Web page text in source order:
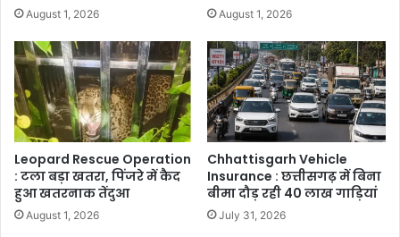
August 1, 2026 August 1, 2026
Leopard Rescue Operation
: टला बड़ा खतरा, पिंजरे में कैद
हुआ खतरनाक तेंदुआ
August 1, 2026
Chhattisgarh Vehicle
Insurance : छत्तीसगढ़ में बिना
बीमा दौड़ रही 40 लाख गाड़ियां
July 31, 2026